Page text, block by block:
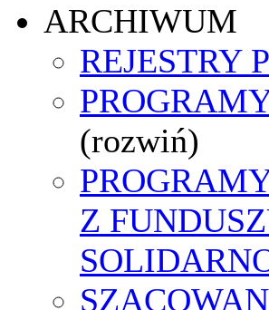
ARCHIWUM
REJESTRY
(rozwiń)
Z